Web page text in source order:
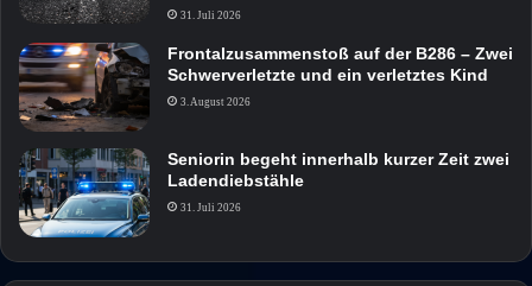
31. Juli 2026
Frontalzusammenstoß auf der B286 – Zwei
Schwerverletzte und ein verletztes Kind
3. August 2026
Seniorin begeht innerhalb kurzer Zeit zwei
Ladendiebstähle
31. Juli 2026